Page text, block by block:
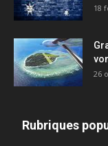
18
26
Rubriques